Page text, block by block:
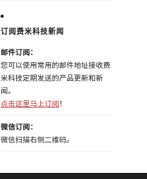
订阅费米科技新闻
邮件订阅：
您可以使用常用的邮件地址接收费
米科技定期发送的产品更新和新
闻。
点击这里马上订阅 ！
微信订阅：
微信扫描右侧二维码。